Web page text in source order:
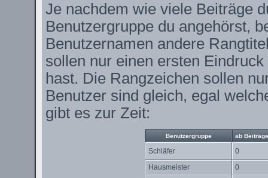
Je nachdem wie viele Beiträge
Benutzergruppe du angehörst,
Benutzernamen andere
sollen nur einen ersten
hast. Die Rangzeichen sollen
Benutzer sind gleich, egal
gibt es zur Zeit:
Benutzergruppe ab Beiträge
Schläfer
0
Hausmeister
0